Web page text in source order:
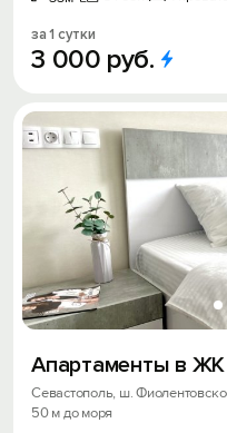
за 1 сутки
3 000 руб.
Апартаменты в
Севастополь, ш.
50 м до моря